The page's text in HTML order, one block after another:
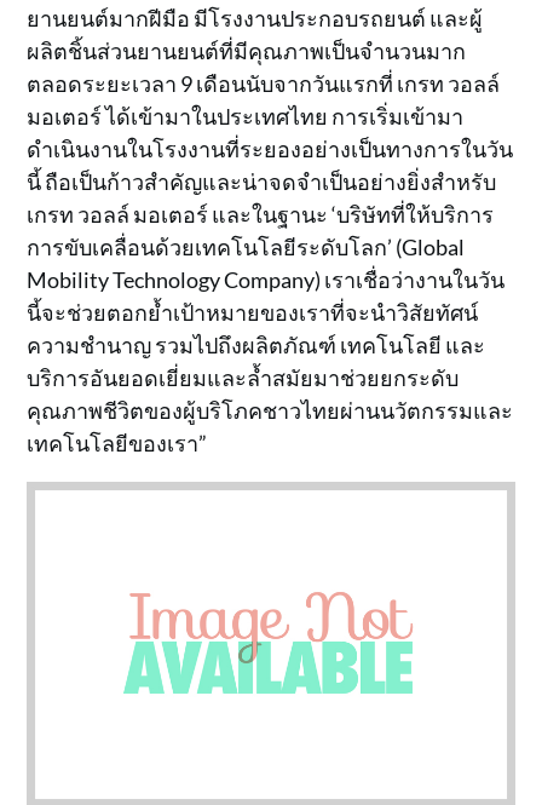
ยานยนต์มากฝีมือ มีโรงงานประกอบรถยนต์ และผู้
ผลิตชิ้นส่วนยานยนต์ที่มีคุณภาพเป็นจำนวนมาก
ตลอดระยะเวลา 9 เดือนนับจากวันแรกที่ เกรท วอลล์
มอเตอร์ ได้เข้ามาในประเทศไทย การเริ่มเข้ามา
ดำเนินงานในโรงงานที่ระยองอย่างเป็นทางการในวัน
นี้ ถือเป็นก้าวสำคัญและน่าจดจำเป็นอย่างยิ่งสำหรับ
เกรท วอลล์ มอเตอร์ และในฐานะ ‘บริษัทที่ให้บริการ
การขับเคลื่อนด้วยเทคโนโลยีระดับโลก’ (Global
Mobility Technology Company) เราเชื่อว่างานในวัน
นี้จะช่วยตอกย้ำเป้าหมายของเราที่จะนำวิสัยทัศน์
ความชำนาญ รวมไปถึงผลิตภัณฑ์ เทคโนโลยี และ
บริการอันยอดเยี่ยมและล้ำสมัยมาช่วยยกระดับ
คุณภาพชีวิตของผู้บริโภคชาวไทยผ่านนวัตกรรมและ
เทคโนโลยีของเรา”